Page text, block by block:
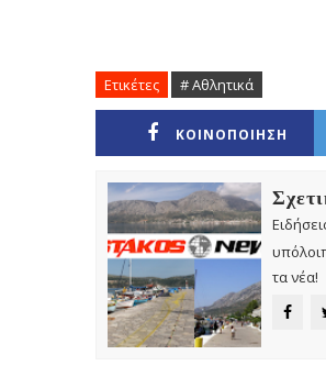
Ετικέτες # Αθλητικά
ΚΟΙΝΟΠΟΙΗΣΗ
τα νέα!